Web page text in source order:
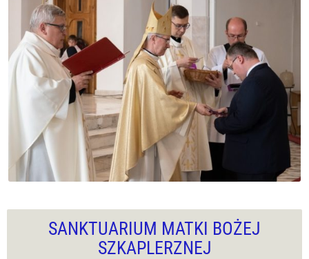
SANKTUARIUM MATKI BOŻEJ
SZKAPLERZNEJ